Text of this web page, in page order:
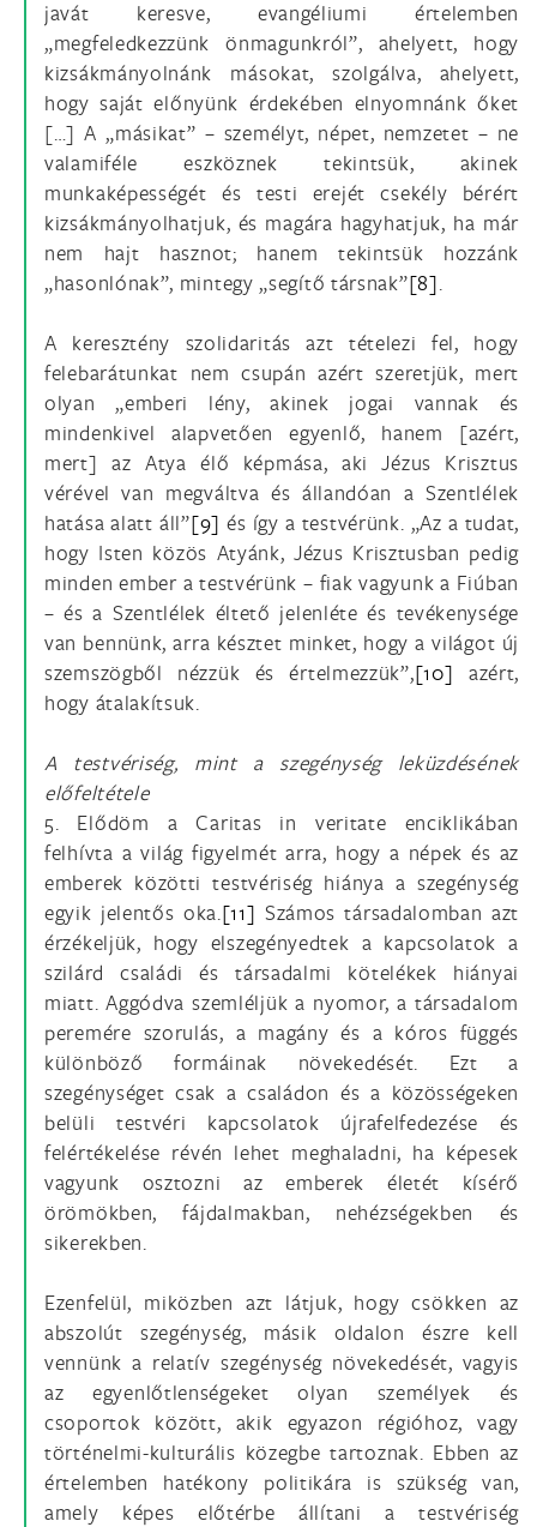
javát keresve, evangéliumi értelemben
„megfeledkezzünk önmagunkról”, ahelyett, hogy
kizsákmányolnánk másokat, szolgálva, ahelyett,
hogy saját előnyünk érdekében elnyomnánk őket
[…] A „másikat” – személyt, népet, nemzetet – ne
valamiféle eszköznek tekintsük, akinek
munkaképességét és testi erejét csekély bérért
kizsákmányolhatjuk, és magára hagyhatjuk, ha már
nem hajt hasznot; hanem tekintsük hozzánk
„hasonlónak”, mintegy „segítő társnak”[8].
A keresztény szolidaritás azt tételezi fel, hogy
felebarátunkat nem csupán azért szeretjük, mert
olyan „emberi lény, akinek jogai vannak és
mindenkivel alapvetően egyenlő, hanem [azért,
mert] az Atya élő képmása, aki Jézus Krisztus
vérével van megváltva és állandóan a Szentlélek
hatása alatt áll”[9] és így a testvérünk. „Az a tudat,
hogy Isten közös Atyánk, Jézus Krisztusban pedig
minden ember a testvérünk – fiak vagyunk a Fiúban
– és a Szentlélek éltető jelenléte és tevékenysége
van bennünk, arra késztet minket, hogy a világot új
szemszögből nézzük és értelmezzük”,[10] azért,
hogy átalakítsuk.
A testvériség, mint a szegénység leküzdésének
előfeltétele
5. Elődöm a Caritas in veritate enciklikában
felhívta a világ figyelmét arra, hogy a népek és az
emberek közötti testvériség hiánya a szegénység
egyik jelentős oka.[11] Számos társadalomban azt
érzékeljük, hogy elszegényedtek a kapcsolatok a
szilárd családi és társadalmi kötelékek hiányai
miatt. Aggódva szemléljük a nyomor, a társadalom
peremére szorulás, a magány és a kóros függés
különböző formáinak növekedését. Ezt a
szegénységet csak a családon és a közösségeken
belüli testvéri kapcsolatok újrafelfedezése és
felértékelése révén lehet meghaladni, ha képesek
vagyunk osztozni az emberek életét kísérő
örömökben, fájdalmakban, nehézségekben és
sikerekben.
Ezenfelül, miközben azt látjuk, hogy csökken az
abszolút szegénység, másik oldalon észre kell
vennünk a relatív szegénység növekedését, vagyis
az egyenlőtlenségeket olyan személyek és
csoportok között, akik egyazon régióhoz, vagy
történelmi-kulturális közegbe tartoznak. Ebben az
értelemben hatékony politikára is szükség van,
amely képes előtérbe állítani a testvériség